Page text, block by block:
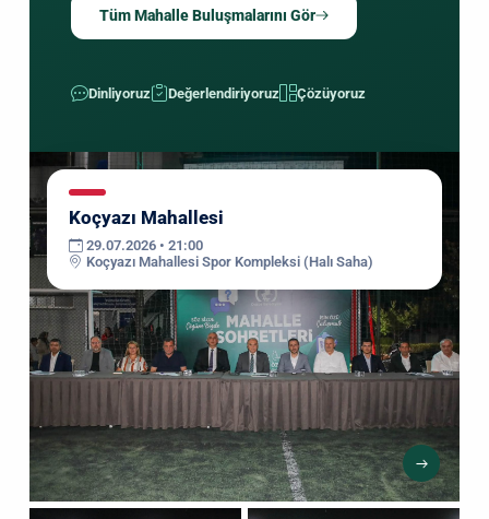
Tüm Mahalle Buluşmalarını Gör
Dinliyoruz Değerlendiriyoruz Çözüyoruz
Koçyazı Mahallesi
29.07.2026 • 21:00
Koçyazı Mahallesi Spor Kompleksi (Halı Saha)